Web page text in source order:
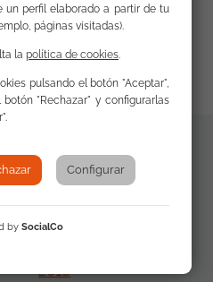
para quienes lo
Informe
Aprender
Trabajando
2018
un perfil elaborado a partir de tu
páginas visitadas).
la política de cookies.
pulsando el botón "Aceptar",
"Rechazar" y configurarlas
Configurar
by SocialCo